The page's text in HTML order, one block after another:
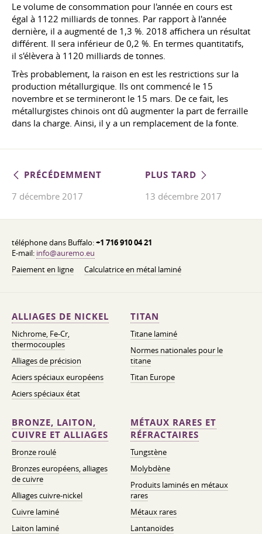
Le volume de consommation pour l'année en cours est
égal à 1122 milliards de tonnes. Par rapport à l'année
dernière, il a augmenté de 1,3 %. 2018 affichera un résultat
différent. Il sera inférieur de 0,2 %. En termes quantitatifs,
il s'élèvera à 1120 milliards de tonnes.
Très probablement, la raison en est les restrictions sur la
production métallurgique. Ils ont commencé le 15
novembre et se termineront le 15 mars. De ce fait, les
métallurgistes chinois ont dû augmenter la part de ferraille
dans la charge. Ainsi, il y a un remplacement de la fonte.
PRÉCÉDEMMENT
7 décembre 2017
PLUS TARD
13 décembre 2017
téléphone dans Buffalo:+1 716 910 04 21
E-mail: info@auremo.eu
Paiement en ligne
Calculatrice en métal laminé
ALLIAGES DE NICKEL
Nichrome, Fe-Cr,
thermocouples
Alliages de précision
Aciers spéciaux européens
Aciers spéciaux état
TITAN
Titane laminé
Normes nationales pour le
titane
Titan Europe
BRONZE, LAITON,
CUIVRE ET ALLIAGES
Bronze roulé
Bronzes européens, alliages
de cuivre
Alliages cuivre-nickel
Cuivre laminé
Laiton laminé
MÉTAUX RARES ET
RÉFRACTAIRES
Tungstène
Molybdène
Produits laminés en métaux
rares
Métaux rares
Lantanoïdes